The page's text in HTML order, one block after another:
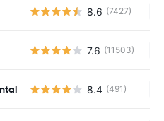
8.6 (7427)
7.6 (11503)
8.4 (491)